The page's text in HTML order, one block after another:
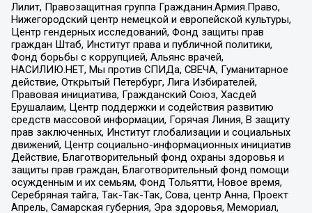
Лилит, Правозащитная группа Гражданин.Армия.Право,
Нижегородский центр немецкой и европейской культуры,
Центр гендерных исследований, Фонд защиты прав
граждан Штаб, Институт права и публичной политики,
Фонд борьбы с коррупцией, Альянс врачей,
НАСИЛИЮ.НЕТ, Мы против СПИДа, СВЕЧА, Гуманитарное
действие, Открытый Петербург, Лига Избирателей,
Правовая инициатива, Гражданский Союз, Хасдей
Ерушалаим, Центр поддержки и содействия развитию
средств массовой информации, Горячая Линия, В защиту
прав заключенных, Институт глобализации и социальных
движений, Центр социально-информационных инициатив
Действие, Благотворительный фонд охраны здоровья и
защиты прав граждан, Благотворительный фонд помощи
осужденным и их семьям, Фонд Тольятти, Новое время,
Серебряная тайга, Так-Так-Так, Сова, центр Анна, Проект
Апрель, Самарская губерния, Эра здоровья, Мемориал,